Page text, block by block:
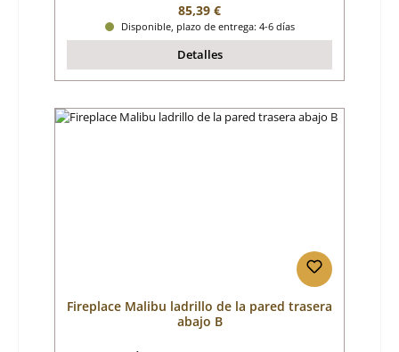
Precio normal:
85,39 €
Disponible, plazo de entrega: 4-6 días
Detalles
Fireplace Malibu ladrillo de la pared trasera
abajo B